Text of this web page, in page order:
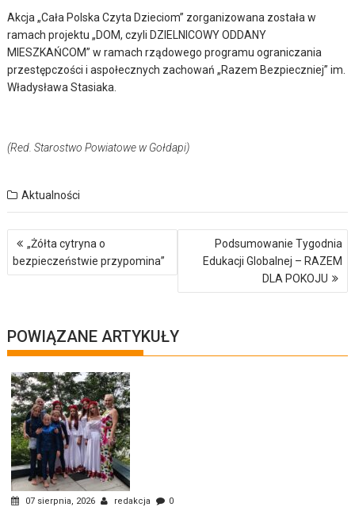
Akcja „Cała Polska Czyta Dzieciom” zorganizowana została w
ramach projektu „DOM, czyli DZIELNICOWY ODDANY
MIESZKAŃCOM” w ramach rządowego programu ograniczania
przestępczości i aspołecznych zachowań „Razem Bezpieczniej” im.
Władysława Stasiaka.
(Red. Starostwo Powiatowe w Gołdapi)
Aktualności
Nawigacja
wpisu
„Żółta cytryna o
bezpieczeństwie przypomina”
Podsumowanie Tygodnia
Edukacji Globalnej – RAZEM
DLA POKOJU
POWIĄZANE ARTYKUŁY
07 sierpnia, 2026 redakcja 0